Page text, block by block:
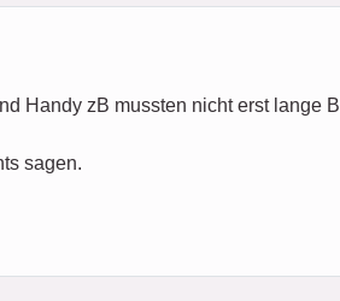
Handy zB mussten nicht erst lange
sagen.